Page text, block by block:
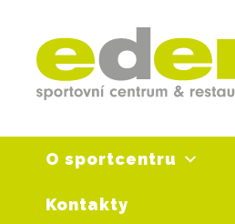
content
O sportcentru
Kontakty